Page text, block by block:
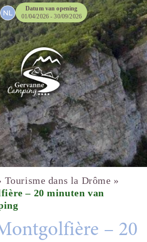
NL
Datum van opening
01/04/2026 - 30/09/2026
Tourisme dans la Drôme »
– 20 minuten van
– 20